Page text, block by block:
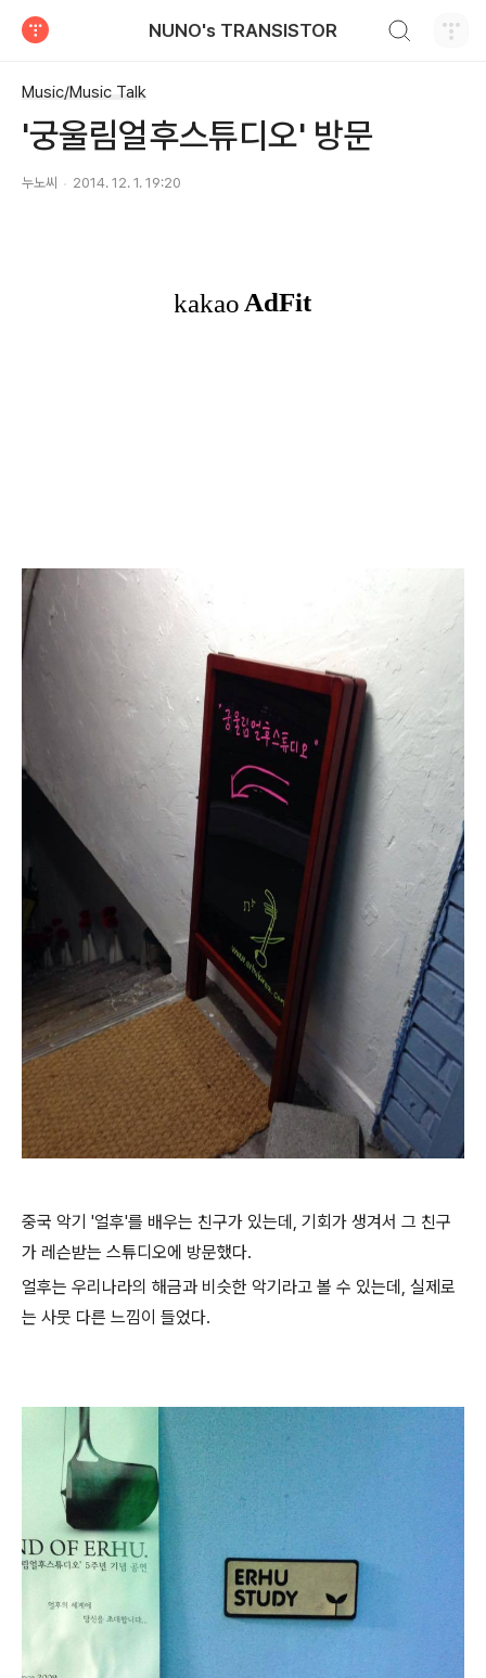
NUNO's TRANSISTOR
Music/Music Talk
'궁울림얼후스튜디오' 방문
누노씨 2014. 12. 1. 19:20
중국 악기 '얼후'를 배우는 친구가 있는데, 기회가 생겨서 그 친구
가 레슨받는 스튜디오에 방문했다.
얼후는 우리나라의 해금과 비슷한 악기라고 볼 수 있는데, 실제로
는 사뭇 다른 느낌이 들었다.